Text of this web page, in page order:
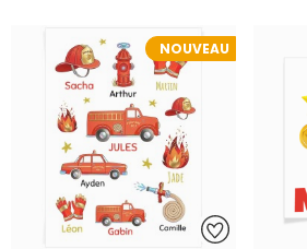
NOUVEAU